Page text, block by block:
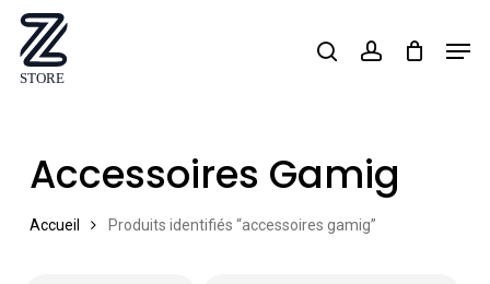
Skip
main
searchaccount
Accessoires Gamig
Accueil Produits identifiés “accessoires gamig”
Close